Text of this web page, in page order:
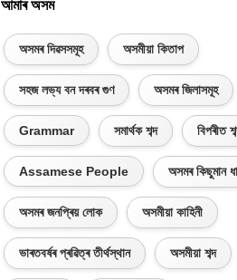
আমাৰ অসম
অসমৰ দিৱসসমূহ অসমীয়া কিতাপ
সহজ লভ্য বন দৰবৰ গুণ অসমৰ জিলাসমূহ
Grammar সমাৰ্থক শব্দ বিপৰীত
Assamese People অসমৰ কিছুমান
অসমৰ জনপ্ৰিয় লোক অসমীয়া কাহিনী
ভাৰতবৰ্ষৰ প্ৰৱিত্ৰ তীৰ্থস্থান অসমীয়া শব্দ